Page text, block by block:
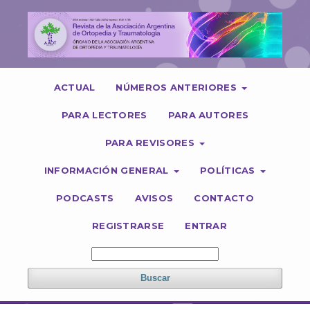
ACTUAL NÚMEROS ANTERIORES
PARA LECTORES PARA AUTORES
PARA REVISORES
INFORMACIÓN GENERAL POLÍTICAS
PODCASTS AVISOS CONTACTO
REGISTRARSE ENTRAR
Buscar